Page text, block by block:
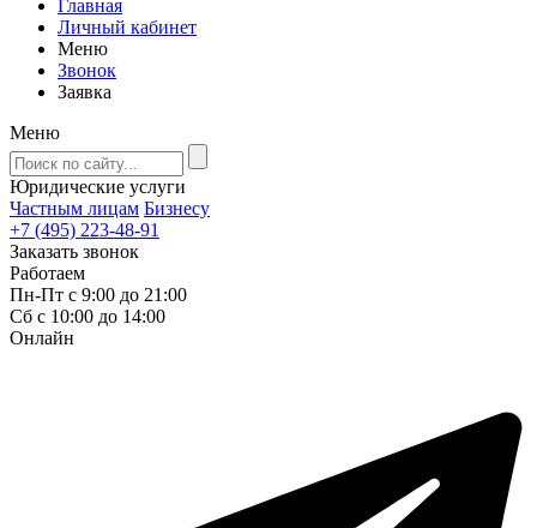
Главная
Личный кабинет
Меню
Звонок
Заявка
Меню
Юридические услуги
Частным лицам Бизнесу
+7 (495) 223-48-91
Заказать звонок
Работаем
Пн-Пт с 9:00 до 21:00
Сб с 10:00 до 14:00
Онлайн